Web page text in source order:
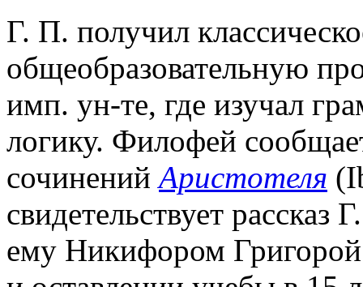
Г. П. получил
общеобразовательную
имп. ун-те, где изучал
логику. Филофей
сочиненийАристотеля
свидетельствует рассказ
ему Никифором Григорой